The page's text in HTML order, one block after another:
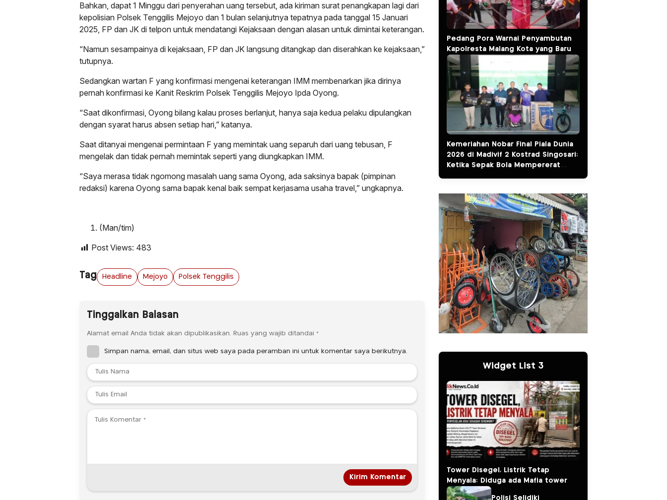
Bahkan, dapat 1 Minggu dari penyerahan uang tersebut, ada kiriman surat penangkapan lagi dari
kepolisian Polsek Tenggilis Mejoyo dan 1 bulan selanjutnya tepatnya pada tanggal 15 Januari
2025, FP dan JK di telpon untuk mendatangi Kejaksaan dengan alasan untuk dimintai keterangan.
“Namun sesampainya di kejaksaan, FP dan JK langsung ditangkap dan diserahkan ke kejaksaan,”
tutupnya.
Sedangkan wartan F yang konfirmasi mengenai keterangan IMM membenarkan jika dirinya
pernah konfirmasi ke Kanit Reskrim Polsek Tenggilis Mejoyo Ipda Oyong.
“Saat dikonfirmasi, Oyong bilang kalau proses berlanjut, hanya saja kedua pelaku dipulangkan
dengan syarat harus absen setiap hari,” katanya.
Saat ditanyai mengenai permintaan F yang memintak uang separuh dari uang tebusan, F
mengelak dan tidak pernah memintak seperti yang diungkapkan IMM.
“Saya merasa tidak ngomong masalah uang sama Oyong, ada saksinya bapak (pimpinan
redaksi) karena Oyong sama bapak kenal baik sempat kerjasama usaha travel,” ungkapnya.
(Man/tim)
Post Views: 483
Tag Headline Mejoyo Polsek Tenggilis
Tinggalkan Balasan
Alamat email Anda tidak akan dipublikasikan. Ruas yang wajib ditandai *
Simpan nama, email, dan situs web saya pada peramban ini untuk komentar saya berikutnya.
Pedang Pora Warnai Penyambutan
Kapolresta Malang Kota yang Baru
Kemeriahan Nobar Final Piala Dunia
2026 di Madivif 2 Kostrad Singosari:
Ketika Sepak Bola Mempererat
Widget List 3
Tower Disegel, Listrik Tetap
Menyala: Diduga ada Mafia tower
Polisi Selidiki